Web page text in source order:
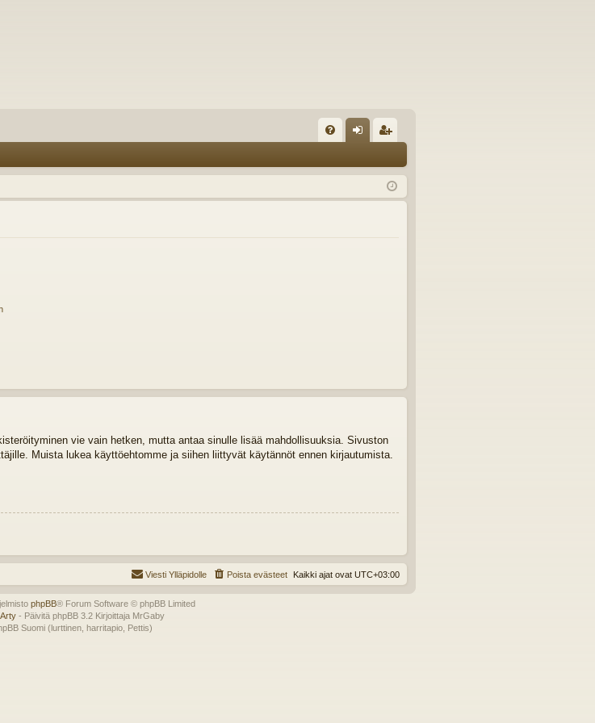
K
K
au
du
ist
er
vie vain hetken, mutta antaa sinulle lisää mahdollisuuksia. Sivuston
Muista lukea käyttöehtomme ja siihen liittyvät käytännöt ennen kirjautumista.
Kaikki ajat ovat UTC+03:00
Poista evästeet
Viesti Ylläpidolle
phpBB® Forum Software © phpBB Limited
Arty- Päivitä phpBB 3.2 Kirjoittaja MrGaby
Suomi (lurttinen, harritapio, Pettis)